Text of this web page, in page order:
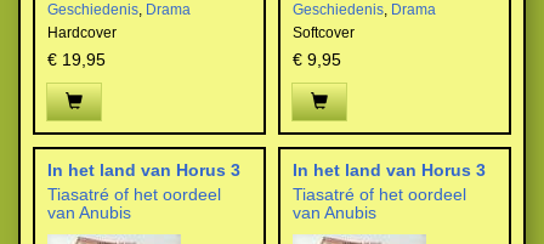
Geschiedenis, Drama
Hardcover
€ 19,95
Geschiedenis, Drama
Softcover
€ 9,95
In het land van Horus 3
Tiasatré of het oordeel
van Anubis
In het land van Horus 3
Tiasatré of het oordeel
van Anubis